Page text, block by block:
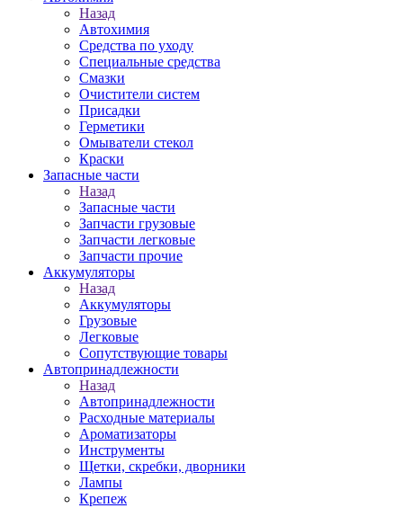
Назад
Автохимия
Средства по уходу
Специальные средства
Смазки
Очистители систем
Присадки
Герметики
Омыватели стекол
Краски
Запасные части
Назад
Запасные части
Запчасти грузовые
Запчасти легковые
Запчасти прочие
Аккумуляторы
Назад
Аккумуляторы
Грузовые
Легковые
Сопутствующие товары
Автопринадлежности
Назад
Автопринадлежности
Расходные материалы
Ароматизаторы
Инструменты
Щетки, скребки, дворники
Лампы
Крепеж